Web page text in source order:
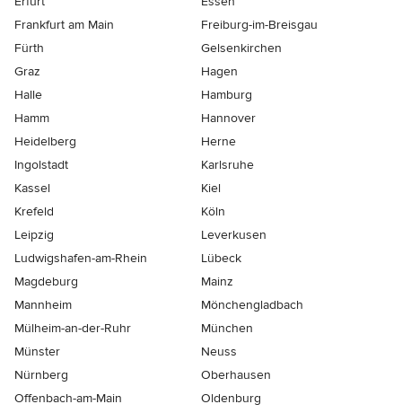
Frankfurt am Main
Freiburg-im-Breisgau
Fürth
Gelsenkirchen
Graz
Hagen
Halle
Hamburg
Hamm
Hannover
Heidelberg
Herne
Ingolstadt
Karlsruhe
Kassel
Kiel
Krefeld
Köln
Leipzig
Leverkusen
Ludwigshafen-am-Rhein
Lübeck
Magdeburg
Mainz
Mannheim
Mönchen­gladbach
Mülheim-an-der-Ruhr
München
Münster
Neuss
Nürnberg
Oberhausen
Offenbach-am-Main
Oldenburg